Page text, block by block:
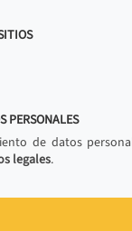
PERSONALES
de datos
legales.